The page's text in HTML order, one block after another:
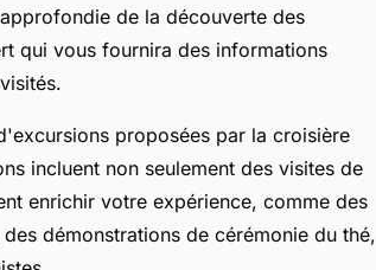
de la découverte des
qui vous fournira des informations
proposées par la croisière
incluent non seulement des visites de
enrichir votre expérience, comme des
démonstrations de cérémonie du thé,